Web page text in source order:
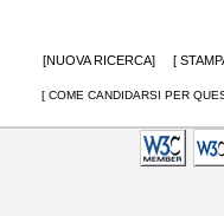
[NUOVA RICERCA] [
[ COME CANDIDARSI PER